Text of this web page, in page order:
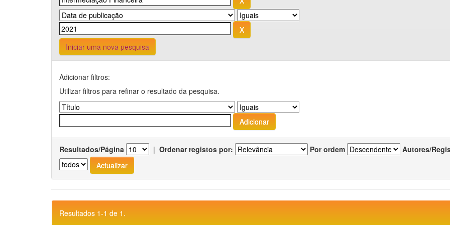
Iniciar uma nova pesquisa
Adicionar filtros:
Utilizar filtros para refinar o resultado da pesquisa.
Resultados/Página | Ordenar registos por: Por ordem Autores/
Resultados 1-1 de 1.